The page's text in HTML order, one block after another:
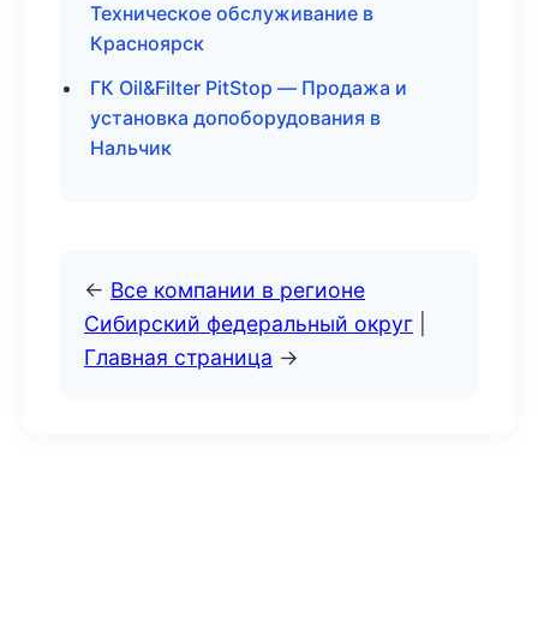
Техническое обслуживание в
Красноярск
ГК Oil&Filter PitStop — Продажа и
установка допоборудования в
Нальчик
← Все компании в регионе
Сибирский федеральный округ
Главная страница →